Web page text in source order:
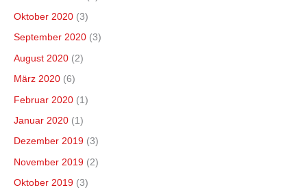
Oktober 2020 (3)
September 2020 (3)
August 2020 (2)
März 2020 (6)
Februar 2020 (1)
Januar 2020 (1)
Dezember 2019 (3)
November 2019 (2)
Oktober 2019 (3)